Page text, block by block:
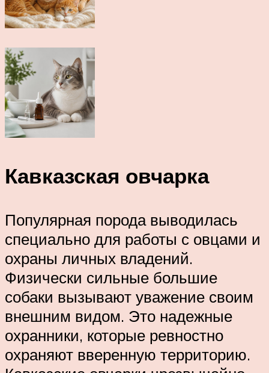
Кавказская овчарка
Популярная порода выводилась
специально для работы с овцами и
охраны личных владений.
Физически сильные большие
собаки вызывают уважение своим
внешним видом. Это надежные
охранники, которые ревностно
охраняют вверенную территорию.